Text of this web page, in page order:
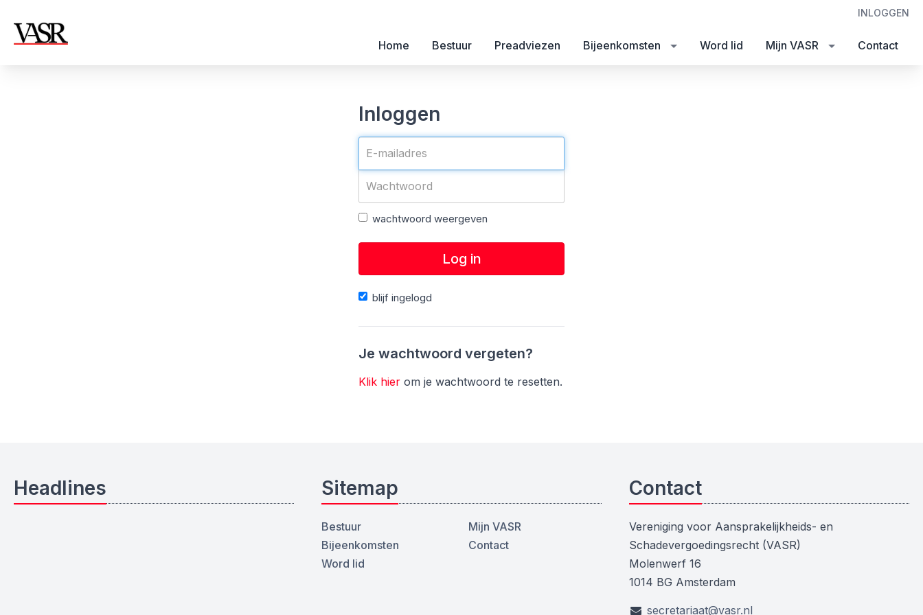
INLOGGEN
Home Bestuur Preadviezen Bijeenkomsten Word lid Mijn VASR Contact
Inloggen
wachtwoord weergeven
Log in
blijf ingelogd
Je wachtwoord vergeten?
Klik hier om je wachtwoord te resetten.
Headlines Sitemap
Bestuur
Bijeenkomsten
Word lid
Mijn VASR
Contact
Contact
Vereniging voor Aansprakelijkheids- en
Schadevergoedingsrecht (VASR)
Molenwerf 16
1014 BG Amsterdam
secretariaat@vasr.nl